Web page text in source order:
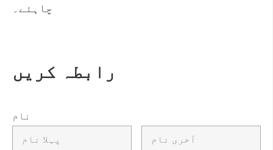
چاہئے۔
رابطہ کریں
نام